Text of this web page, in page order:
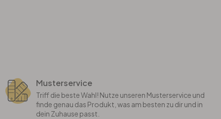
Musterservice
Triff die beste Wahl! Nutze unseren Musterservice und
finde genau das Produkt, was am besten zu dir und in
dein Zuhause passt.